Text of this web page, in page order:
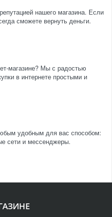
нашего магазина. Если
сможете вернуть деньги.
магазине? Мы с радостью
в интернете простыми и
удобным для вас способом:
сети и мессенджеры.